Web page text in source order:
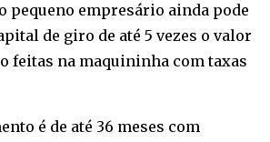
pequeno empresário ainda pode
de giro de até 5 vezes o valor
feitas na maquininha com taxas
é de até 36 meses com